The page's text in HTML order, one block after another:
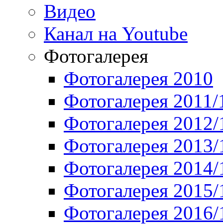
Видео
Канал на Youtube
Фотогалерея
Фотогалерея 2010
Фотогалерея 2011/
Фотогалерея
Фотогалерея
Фотогалерея
Фотогалерея
Фотогалерея